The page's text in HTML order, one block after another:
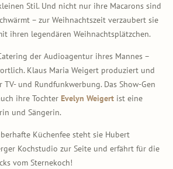
Stil. Und nicht nur ihre Macarons sind
– zur Weihnachtszeit verzaubert sie
ihren legendären Weihnachtsplätzchen.
der Audioagentur ihres Mannes –
Klaus Maria Weigert produziert und
und Rundfunkwerbung. Das Show-Gen
ihre Tochter Evelyn Weigert ist eine
und Sängerin.
Küchenfee steht sie Hubert
Kochstudio zur Seite und erfährt für die
vom Sternekoch!